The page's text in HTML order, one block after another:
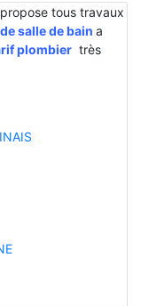
tous travaux
salle de bain a
plombiertrès